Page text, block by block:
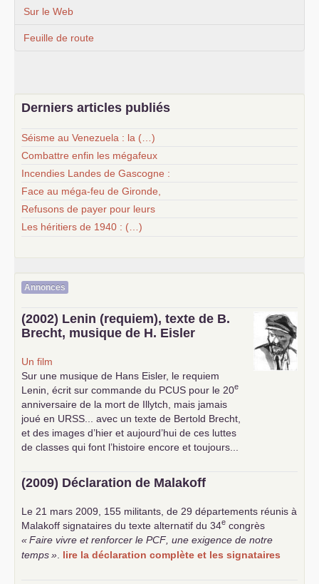
Sur le Web
Feuille de route
Derniers articles publiés
Séisme au Venezuela : la (…)
Combattre enfin les mégafeux
Incendies Landes de Gascogne :
Face au méga-feu de Gironde,
Refusons de payer pour leurs
Les héritiers de 1940 : (…)
Annonces
(2002) Lenin (requiem), texte de B.
Brecht, musique de H. Eisler
Un film
Sur une musique de Hans Eisler, le requiem
Lenin, écrit sur commande du PCUS pour le 20e
anniversaire de la mort de Illytch, mais jamais
joué en URSS ... avec un texte de Bertold Brecht,
et des images d’hier et aujourd’hui de ces luttes
de classes qui font l’histoire encore et toujours...
(2009) Déclaration de Malakoff
Le 21 mars 2009, 155 militants, de 29 départements réunis à
Malakoff signataires du texte alternatif du 34e congrès
«Faire vivre et renforcer le PCF , une exigence de notre
temps» lire la déclaration complète et les signataires